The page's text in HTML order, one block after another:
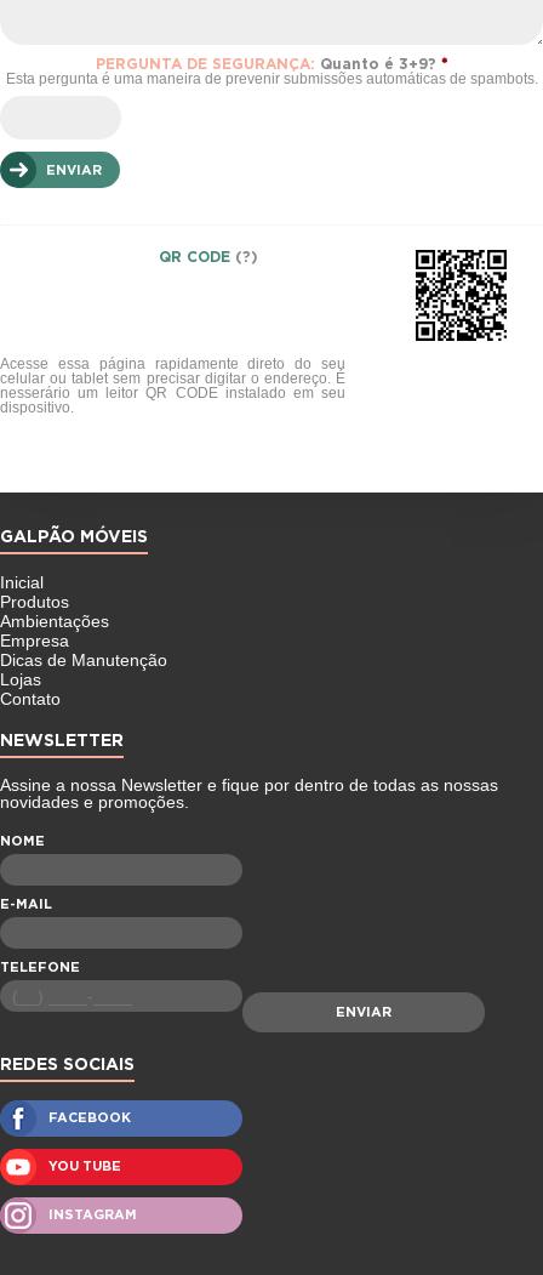
PERGUNTA DE SEGURANÇA: Quanto é 3+9? *
Esta pergunta é uma maneira de prevenir submissões automáticas de spambots.
QR CODE (?)
Acesse essa página rapidamente direto do seu
celular ou tablet sem precisar digitar o endereço. É
nesserário um leitor QR CODE instalado em seu
dispositivo.
GALPÃO MÓVEIS
Inicial
Produtos
Ambientações
Empresa
Dicas de Manutenção
Lojas
Contato
NEWSLETTER
Assine a nossa Newsletter e fique por dentro de todas as nossas
novidades e promoções.
NOME
E-MAIL
TELEFONE
REDES SOCIAIS
FACEBOOK
YOU TUBE
INSTAGRAM